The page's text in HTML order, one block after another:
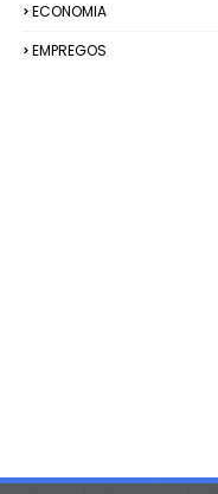
ECONOMIA
EMPREGOS